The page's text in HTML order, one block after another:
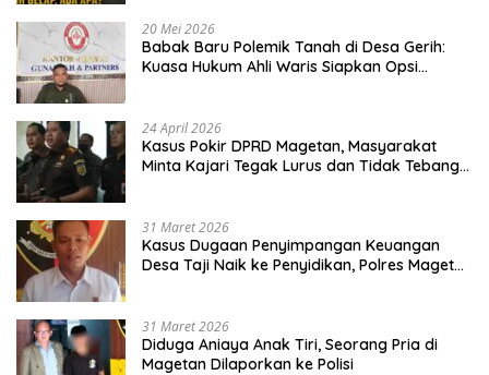
20 Mei 2026
Babak Baru Polemik Tanah di Desa Gerih:
Kuasa Hukum Ahli Waris Siapkan Opsi
24 April 2026
Kasus Pokir DPRD Magetan, Masyarakat
Minta Kajari Tegak Lurus dan Tidak Tebang
31 Maret 2026
Kasus Dugaan Penyimpangan Keuangan
Desa Taji Naik ke Penyidikan, Polres Magetan
31 Maret 2026
Diduga Aniaya Anak Tiri, Seorang Pria di
Magetan Dilaporkan ke Polisi